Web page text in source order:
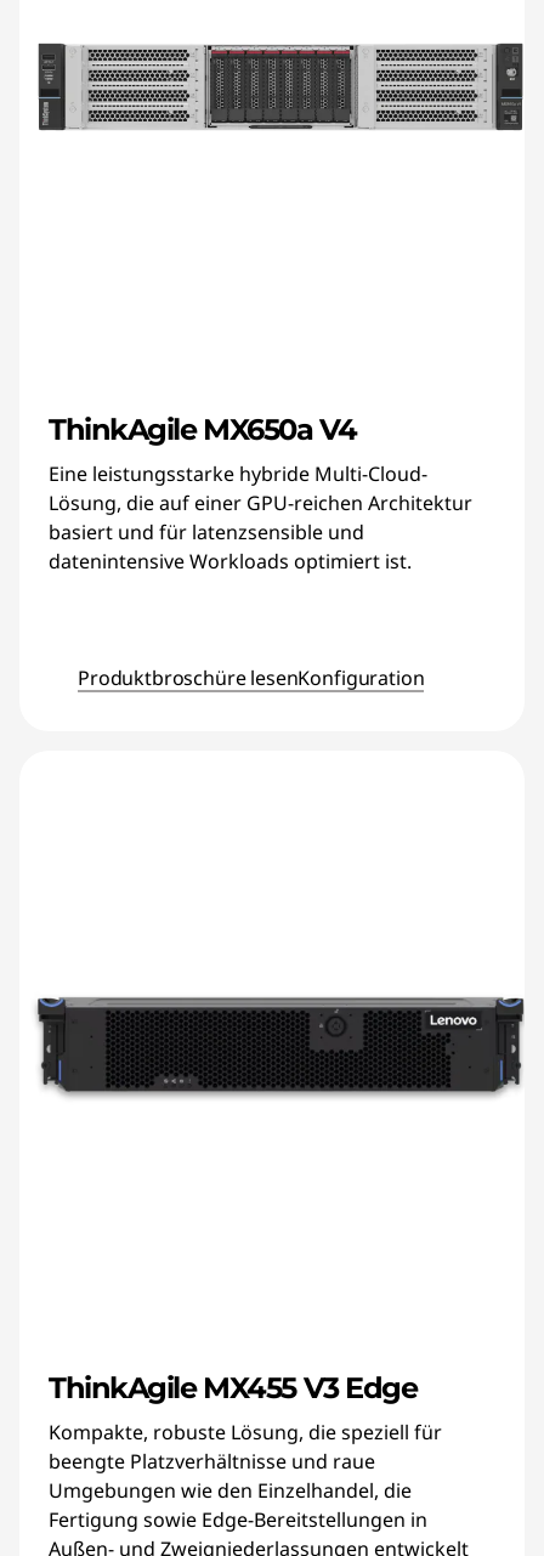
ThinkAgile MX650a V4
Eine leistungsstarke hybride Multi-Cloud-
Lösung, die auf einer GPU-reichen Architektur
basiert und für latenzsensible und
datenintensive Workloads optimiert ist.
Produktbroschüre lesenKonfiguration
ThinkAgile MX455 V3 Edge
Kompakte, robuste Lösung, die speziell für
beengte Platzverhältnisse und raue
Umgebungen wie den Einzelhandel, die
Fertigung sowie Edge-Bereitstellungen in
Außen- und Zweigniederlassungen entwickelt